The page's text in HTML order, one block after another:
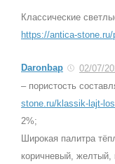
Классические
https://antica-
Daronbap
02/07/
– пористость
stone.ru/klassik-lajt-
2%;
Широкая палитра
коричневый, желтый,